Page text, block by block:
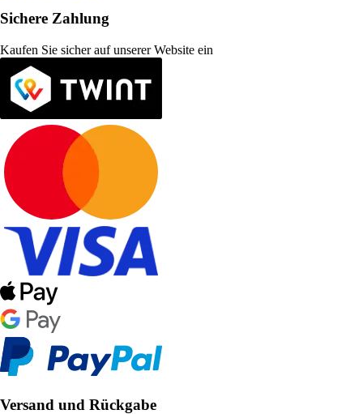
Sichere Zahlung
Kaufen Sie sicher auf unserer Website ein
Versand und Rückgabe